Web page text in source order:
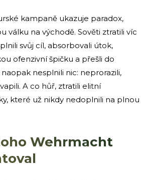
kampaně ukazuje paradox,
válku na východě. Sověti ztratili víc
svůj cíl, absorbovali útok,
ofenzivní špičku a přešli do
nesplnili nic: neprorazili,
A co hůř, ztratili elitní
které už nikdy nedoplnili na plnou
Wehrmacht